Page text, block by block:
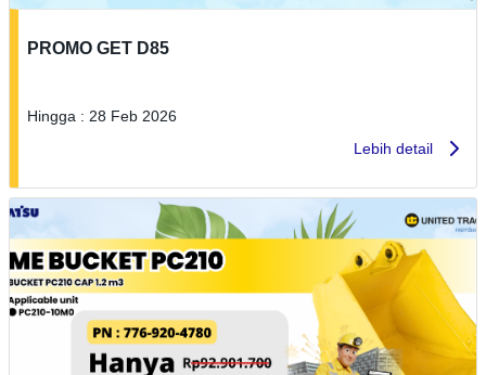
PROMO GET D85
Hingga : 28 Feb 2026
Lebih detail